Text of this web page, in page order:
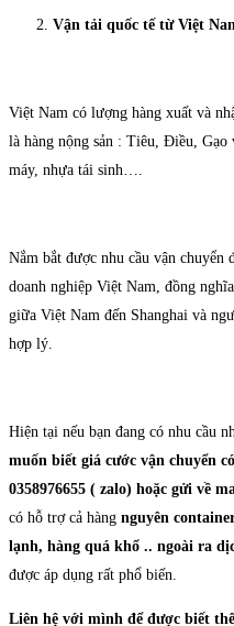
Vận tải quốc tế từ Việt
Việt Nam có lượng hàng xuất và
là hàng nộng sản : Tiêu, Điều, Gạo
máy, nhựa tái sinh….
Nắm bắt được nhu cầu vận chuyển
doanh nghiệp Việt Nam, đồng
giữa Việt Nam đến Shanghai và
hợp lý.
Hiện tại nếu bạn đang có nhu cầu
muốn biết giá cước vận chuyển
0358976655 ( zalo) hoặc gửi về
có hỗ trợ cả hàng nguyên
lạnh, hàng quá khổ .. ngoài ra
được áp dụng rất phổ biến.
Liên hệ với mình để được biết